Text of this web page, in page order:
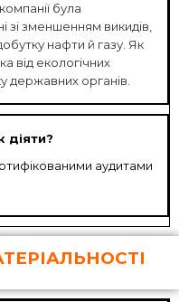
була
зі зменшенням викидів,
нафти й газу. Як
від екологічних
державних органів.
діяти?
аудитами